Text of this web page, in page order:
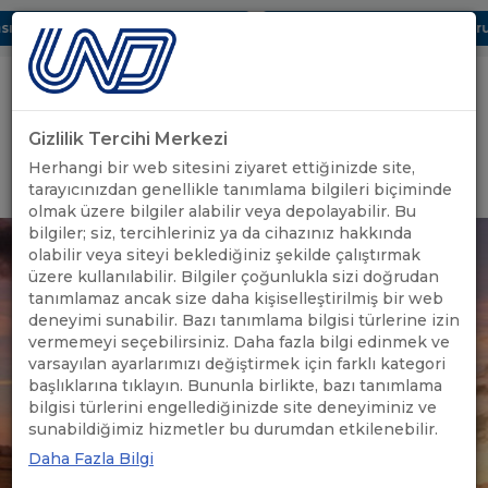
Dijital UBAK Bölümü Hakkında UND, Yunanistan Vize
Uluslararası Nakliyeciler Derneği
GİRİŞ YAP
Gizlilik Tercihi Merkezi
Herhangi bir web sitesini ziyaret ettiğinizde site,
tarayıcınızdan genellikle tanımlama bilgileri biçiminde
olmak üzere bilgiler alabilir veya depolayabilir. Bu
bilgiler; siz, tercihleriniz ya da cihazınız hakkında
olabilir veya siteyi beklediğiniz şekilde çalıştırmak
üzere kullanılabilir. Bilgiler çoğunlukla sizi doğrudan
tanımlamaz ancak size daha kişiselleştirilmiş bir web
deneyimi sunabilir. Bazı tanımlama bilgisi türlerine izin
vermemeyi seçebilirsiniz. Daha fazla bilgi edinmek ve
varsayılan ayarlarımızı değiştirmek için farklı kategori
başlıklarına tıklayın. Bununla birlikte, bazı tanımlama
bilgisi türlerini engellediğinizde site deneyiminiz ve
sunabildiğimiz hizmetler bu durumdan etkilenebilir.
Daha Fazla Bilgi